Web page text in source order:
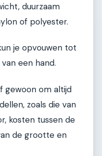
duurzaam
of polyester.
je opvouwen tot
een hand.
gewoon om altijd
zoals die van
kosten tussen de
de grootte en